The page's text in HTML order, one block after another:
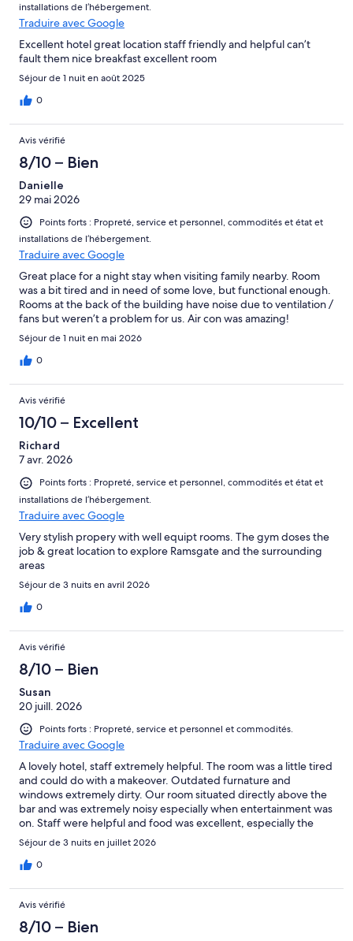
installations de l’hébergement.
Traduire avec Google
Excellent hotel great location staff friendly and helpful can’t
fault them nice breakfast excellent room
Séjour de 1 nuit en août 2025
0
Avis vérifié
8/10 – Bien
Danielle
29 mai 2026
Points forts : Propreté, service et personnel, commodités et état et
installations de l’hébergement.
Traduire avec Google
Great place for a night stay when visiting family nearby. Room
was a bit tired and in need of some love, but functional enough.
Rooms at the back of the building have noise due to ventilation /
fans but weren’t a problem for us. Air con was amazing!
Séjour de 1 nuit en mai 2026
0
Avis vérifié
10/10 – Excellent
Richard
7 avr. 2026
Points forts : Propreté, service et personnel, commodités et état et
installations de l’hébergement.
Traduire avec Google
Very stylish propery with well equipt rooms. The gym doses the
job & great location to explore Ramsgate and the surrounding
areas
Séjour de 3 nuits en avril 2026
0
Avis vérifié
8/10 – Bien
Susan
20 juill. 2026
Points forts : Propreté, service et personnel et commodités.
Traduire avec Google
A lovely hotel, staff extremely helpful. The room was a little tired
and could do with a makeover. Outdated furnature and
windows extremely dirty. Our room situated directly above the
bar and was extremely noisy especially when entertainment was
on. Staff were helpful and food was excellent, especially the
breakfast. We would thoroughly recommend the food. Would
stay at this hotel again, but would ask for a room higher than the
first floor. floor one
Séjour de 3 nuits en juillet 2026
0
Avis vérifié
8/10 – Bien